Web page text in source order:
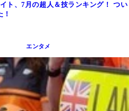
ト、7月の超人＆技ランキング！ つい
エンタメ